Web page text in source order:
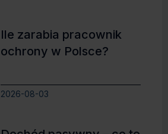
Ile zarabia pracownik
ochrony w Polsce?
2026-08-03